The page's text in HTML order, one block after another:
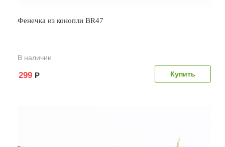
Фенечка из конопли BR47
В наличии
299 Р